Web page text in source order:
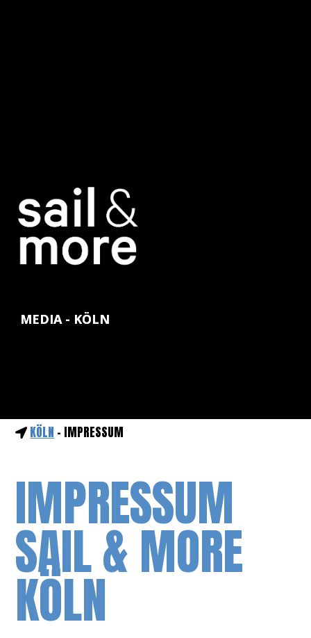
MEDIA - KÖLN
KÖLN - IMPRESSUM
IMPRESSUM
SAIL & MORE
KÖLN